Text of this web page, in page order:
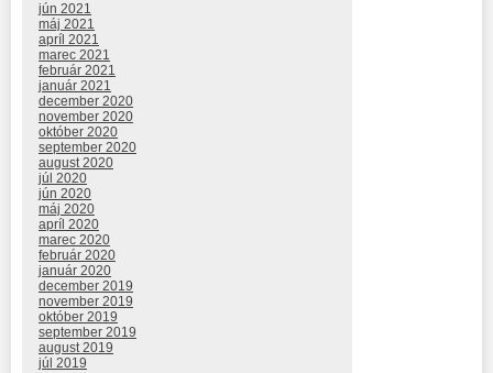
jún 2021
máj 2021
apríl 2021
marec 2021
február 2021
január 2021
december 2020
november 2020
október 2020
september 2020
august 2020
júl 2020
jún 2020
máj 2020
apríl 2020
marec 2020
február 2020
január 2020
december 2019
november 2019
október 2019
september 2019
august 2019
júl 2019